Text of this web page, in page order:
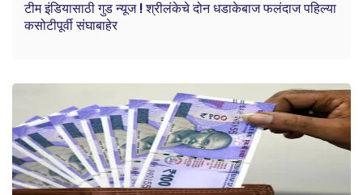
टीम इंडियासाठी गुड न्यूज ! श्रीलंकेचे दोन धडाकेबाज फलंदाज पहिल्या
कसोटीपूर्वी संघाबाहेर